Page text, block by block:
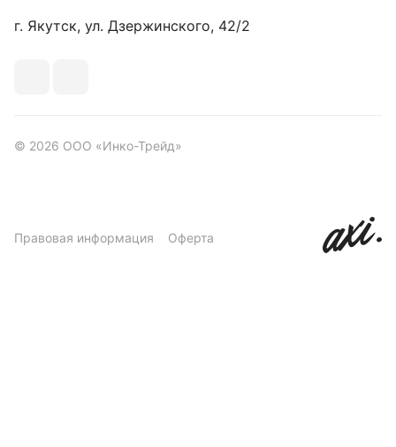
г. Якутск, ул. Дзержинского, 42/2
© 2026 ООО «Инко-Трейд»
Правовая информация Оферта